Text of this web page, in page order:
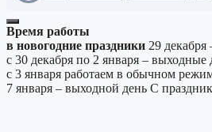
Время работы
в новогодние праздники 29 декабря
с 30 декабря по 2 января – выходные
с 3 января работаем в обычном
7 января – выходной день С